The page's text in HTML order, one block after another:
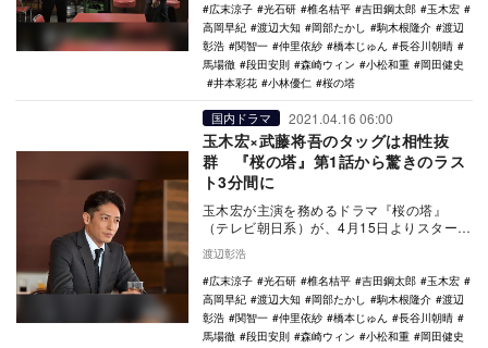
広末涼子
光石研 椎名桔平 吉田鋼太郎
玉木宏
高岡早紀
渡辺大知 岡部たかし 駒木根隆介
渡辺
彰浩
関智一 仲里依紗 橋本じゅん
長谷川朝晴
馬場徹
段田安則 森崎ウィン 小松和重
岡田健史
井本彩花
小林優仁 桜の塔
国内ドラマ 2021.04.16 06:00
玉木宏×武藤将吾のタッグは相性抜
群 『桜の塔』第1話から驚きのラス
ト3分間に
玉木宏が主演を務めるドラマ『桜の塔』
（テレビ朝日系）が、4月15日よりスタート
した。 ドラマの制作発表記者会見で、玉
木は「単…
渡辺彰浩
広末涼子
光石研 椎名桔平 吉田鋼太郎
玉木宏
高岡早紀
渡辺大知 岡部たかし 駒木根隆介
渡辺
彰浩
関智一 仲里依紗 橋本じゅん
長谷川朝晴
馬場徹
段田安則 森崎ウィン 小松和重
岡田健史